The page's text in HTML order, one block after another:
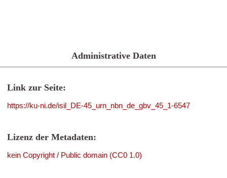
Administrative Daten
Link zur Seite:
https://ku-ni.de/isil_DE-45_urn_nbn_de_gbv_45_1-6547
Lizenz der Metadaten:
kein Copyright / Public domain (CC0 1.0)